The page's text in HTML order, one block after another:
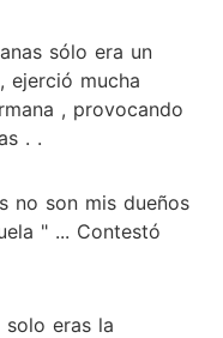
sólo era un
ejerció mucha
, provocando
. .
no son mis dueños
" ... Contestó
solo eras la